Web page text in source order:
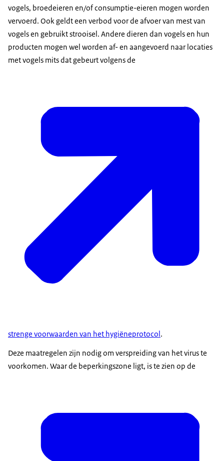
vogels, broedeieren en/of consumptie-eieren mogen worden
vervoerd. Ook geldt een verbod voor de afvoer van mest van
vogels en gebruikt strooisel. Andere dieren dan vogels en hun
producten mogen wel worden af- en aangevoerd naar locaties
met vogels mits dat gebeurt volgens de
strenge voorwaarden van het hygiëneprotocol.
Deze maatregelen zijn nodig om verspreiding van het virus te
voorkomen. Waar de beperkingszone ligt, is te zien op de